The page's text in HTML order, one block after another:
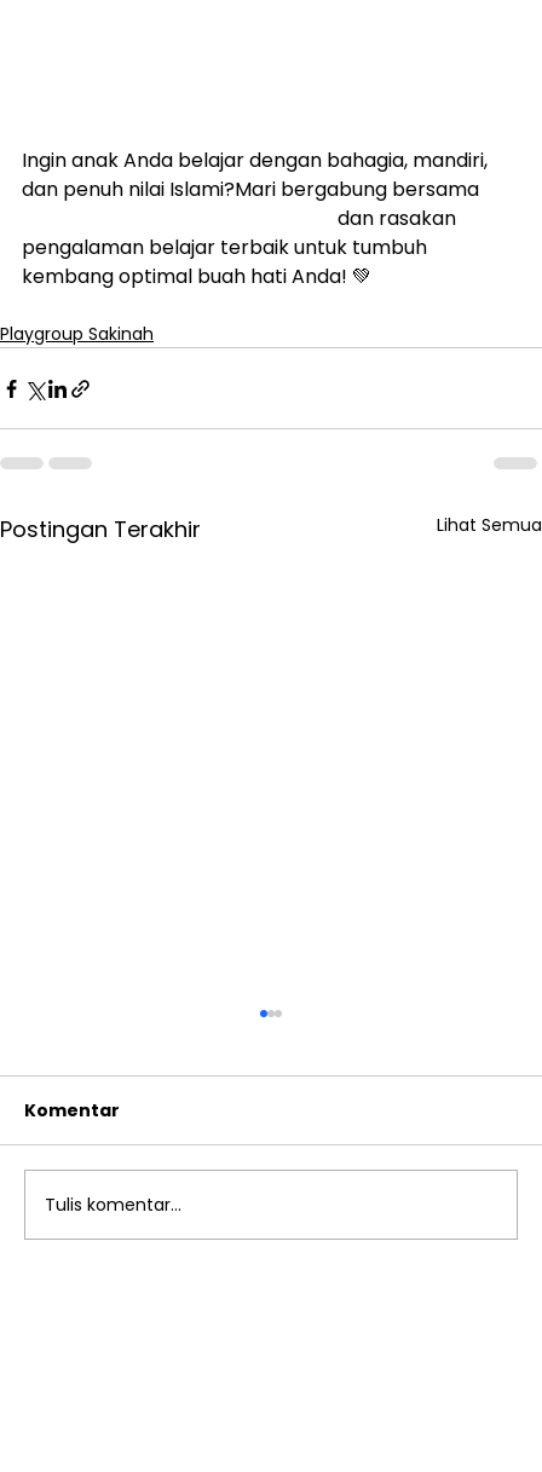
Ingin anak Anda belajar dengan bahagia, mandiri,
dan penuh nilai Islami?Mari bergabung bersama
dan rasakan
pengalaman belajar terbaik untuk tumbuh
kembang optimal buah hati Anda! 💚
Playgroup Sakinah
Postingan Terakhir Lihat Semua
Komentar
Tulis komentar...